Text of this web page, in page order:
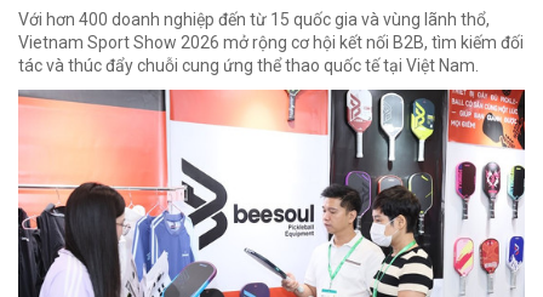
Với hơn 400 doanh nghiệp đến từ 15 quốc gia và vùng lãnh thổ,
Vietnam Sport Show 2026 mở rộng cơ hội kết nối B2B, tìm kiếm đối
tác và thúc đẩy chuỗi cung ứng thể thao quốc tế tại Việt Nam.